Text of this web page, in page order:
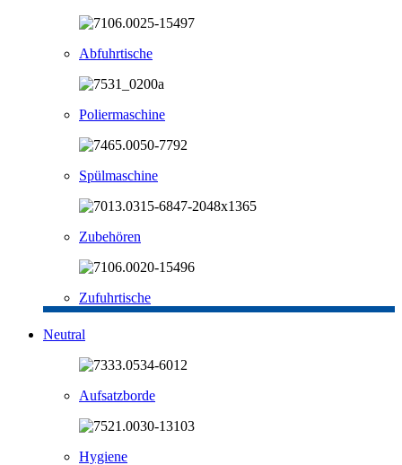
Abfuhrtische
Poliermaschine
Spülmaschine
Zubehören
Zufuhrtische
Neutral
Aufsatzborde
Hygiene